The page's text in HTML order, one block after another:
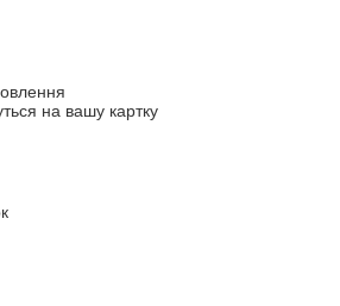
на вашу картку